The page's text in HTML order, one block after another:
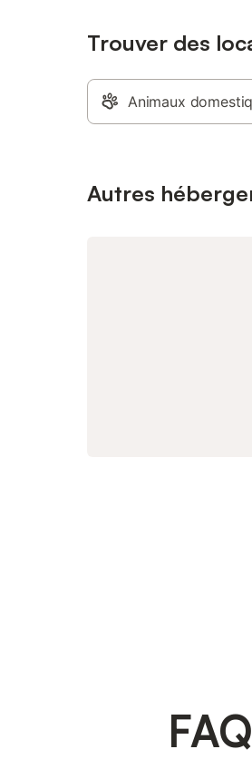
Trouver des
Animaux
Autres